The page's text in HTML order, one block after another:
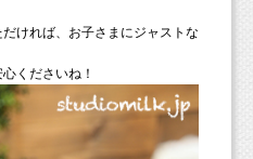
ければ、お子さまにジャストな
くださいね！